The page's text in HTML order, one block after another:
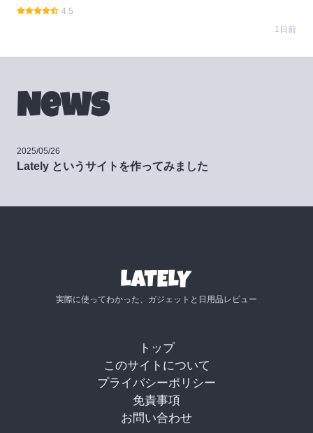
4.5
1日前
News
2025/05/26
Lately というサイトを作ってみました
実際に使ってわかった、ガジェットと日用品レビュー
トップ
このサイトについて
プライバシーポリシー
免責事項
お問い合わせ